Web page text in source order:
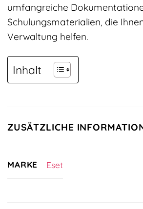
umfangreiche
Schulungsmaterialien, die
Verwaltung helfen.
Inhalt
ZUSÄTZLICHE
MARKE Eset